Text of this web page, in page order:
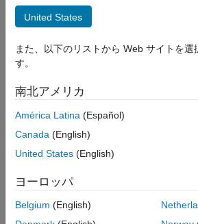
United States
また、以下のリストから Web サイトを選
す。
南北アメリカ
América Latina (Español)
Canada (English)
United States (English)
ヨーロッパ
Belgium (English)
トラストセンター
プライバシ